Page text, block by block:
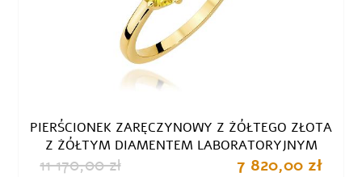
PIERŚCIONEK ZARĘCZYNOWY Z ŻÓŁTEGO ZŁOTA
Z ŻÓŁTYM DIAMENTEM LABORATORYJNYM
11 170,00 zł 7 820,00 zł